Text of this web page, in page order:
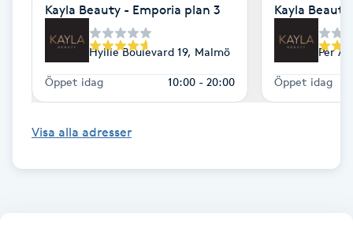
Lashlift Keratin
LED-ljusterapi
LPG
Kayla Beauty - Emporia plan 3
Hyllie Boulevard 19, Malmö
Öppet idag 10:00 - 20:00
Kayla
Per
Öppet idag
Visa alla adresser